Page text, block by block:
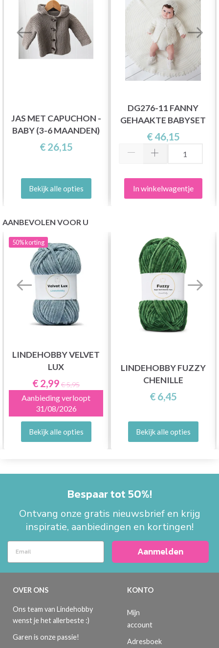
JAS MET CAPUCHON -
BABY (3-6 MAANDEN)
€ 26,15
Bekijk alle opties
DG276-11 FANNY
GEHAAKTE BABYSET
€ 46,15
In winkelwagentje
AANBEVOLEN VOOR U
50%korting
LINDEHOBBY VELVET
LUX
€ 2,99 € 5,95
Aanbieding verloopt
31/08/2026
Bekijk alle opties
LINDEHOBBY FUZZY
CHENILLE
€ 6,45
Bekijk alle opties
Bespaar tot 50%!
Ontvang onze gratis nieuwsbrief en krijg
inspiratie, aanbiedingen en kortingen!
Aanmelden
OVER ONS
Ons team van Lindehobby
wenst je het allerbeste :)
Garen is onze passie!
KONTO
Mijn
account
Adresboek